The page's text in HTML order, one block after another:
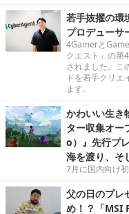
若手抜擢の
プロデューサ
4Gamerと
クエスト」の第
されました。こ
ドを若手クリエ
ます。
かわいい生
ター収集オー
o）』先行プ
海を渡り、そ
7月に国内向け
父の日のプレ
め！？「MSI